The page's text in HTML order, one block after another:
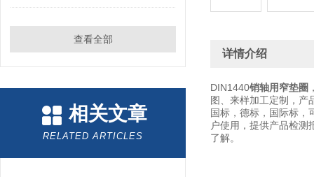
查看全部
相关文章
RELATED ARTICLES
详情介绍
DIN1440销轴用窄垫圈
图、来样加工定制，产
国标，德标，国际标，
户使用，提供产品检
了解。